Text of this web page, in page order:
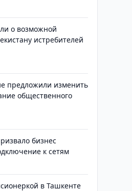
о возможной
истребителей
предложили изменить
общественного
бизнес
к сетям
в Ташкенте